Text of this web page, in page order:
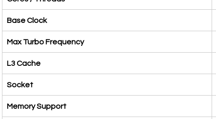
Base Clock
Max Turbo Frequency
L3 Cache
Socket
Memory Support